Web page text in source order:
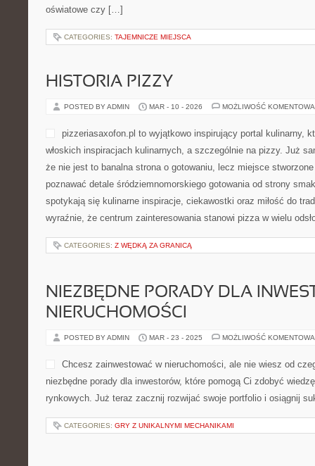
oświatowe czy […]
CATEGORIES: TAJEMNICZE MIEJSCA
HISTORIA PIZZY
POSTED BY ADMIN MAR - 10 - 2026 MOŻLIWOŚĆ
pizzeriasaxofon.pl to wyjątkowo inspirujący portal kulinarny,
włoskich inspiracjach kulinarnych, a szczególnie na pizzy. Już
że nie jest to banalna strona o gotowaniu, lecz miejsce
poznawać detale śródziemnomorskiego gotowania od strony
spotykają się kulinarne inspiracje, ciekawostki oraz miłość do
wyraźnie, że centrum zainteresowania stanowi pizza w wielu
CATEGORIES: Z WĘDKĄ ZA GRANICĄ
NIEZBĘDNE PORADY DLA
NIERUCHOMOŚCI
POSTED BY ADMIN MAR - 23 - 2025 MOŻLIWOŚĆ
Chcesz zainwestować w nieruchomości, ale nie wiesz od
niezbędne porady dla inwestorów, które pomogą Ci zdobyć
rynkowych. Już teraz zacznij rozwijać swoje portfolio i osiągnij
CATEGORIES: GRY Z UNIKALNYMI MECHANIKAMI